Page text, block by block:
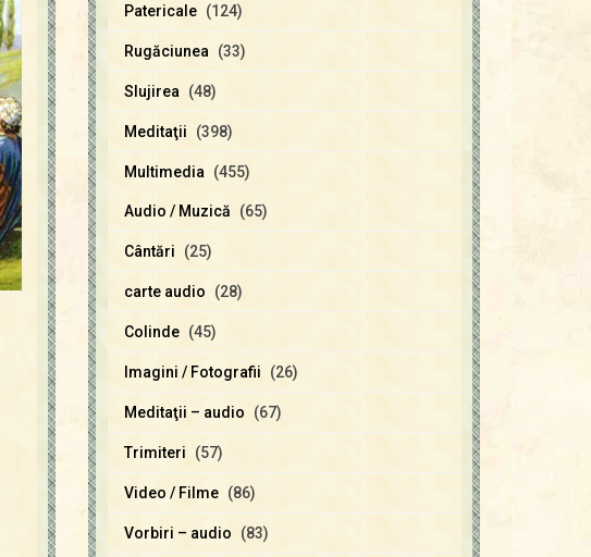
Patericale (124)
Rugăciunea (33)
Slujirea (48)
Meditaţii (398)
Multimedia (455)
Audio / Muzică (65)
Cântări (25)
carte audio (28)
Colinde (45)
Imagini / Fotografii (26)
Meditaţii – audio (67)
Trimiteri (57)
Video / Filme (86)
Vorbiri – audio (83)